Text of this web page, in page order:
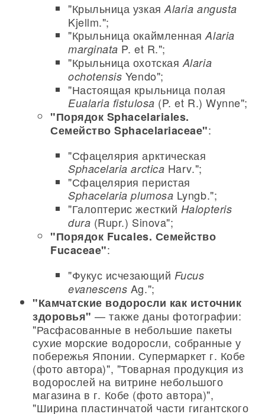
"Крыльница узкаяAlaria angusta
Kjellm.";
"Крыльница окаймленнаяAlaria
marginata P. et R.";
"Крыльница охотская Alaria
ochotensis Yendo";
"Настоящая крыльница полая
Eualaria fistulosa (P. et R.) Wynne";
"Порядок Sphacelariales.
Семейство Sphacelariaceae":
"Сфацелярия арктическая
Sphacelaria arctica Harv.";
"Сфацелярия перистая
Sphacelaria plumosa Lyngb.";
"Галоптерис жесткий Halopteris
dura (Rupr.) Sinova";
"Порядок Fucales. Семейство
Fucaceae":
"Фукус исчезающий Fucus
evanescens Ag.";
"Камчатские водоросли как источник
здоровья" — также даны фотографии:
"Расфасованные в небольшие пакеты
сухие морские водоросли, собранные у
побережья Японии. Супермаркет г. Кобе
(фото автора)", "Товарная продукция из
водорослей на витрине небольшого
магазина в г. Кобе (фото автора)",
"Ширина пластинчатой части гигантского